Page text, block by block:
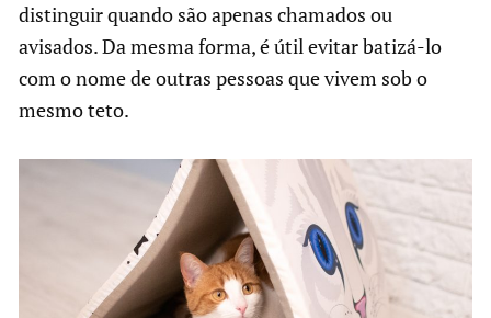
distinguir quando são apenas chamados ou
avisados. Da mesma forma, é útil evitar batizá-lo
com o nome de outras pessoas que vivem sob o
mesmo teto.